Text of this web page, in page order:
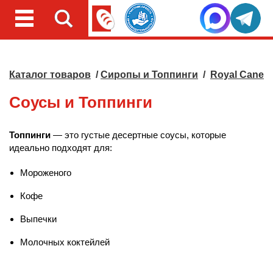
Каталог товаров /Сиропы и Топпинги / Royal Cane
Соусы и Топпинги
Топпинги — это густые десертные соусы, которые
идеально подходят для:
Мороженого
Кофе
Выпечки
Молочных коктейлей